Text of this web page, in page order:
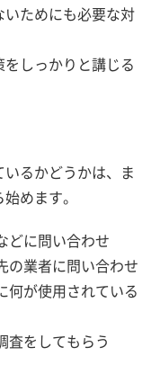
ためにも必要な対
しっかりと講じる
るかどうかは、ま
めます。
どに問い合わせ
業者に問い合わせ
が使用されている
をしてもらう